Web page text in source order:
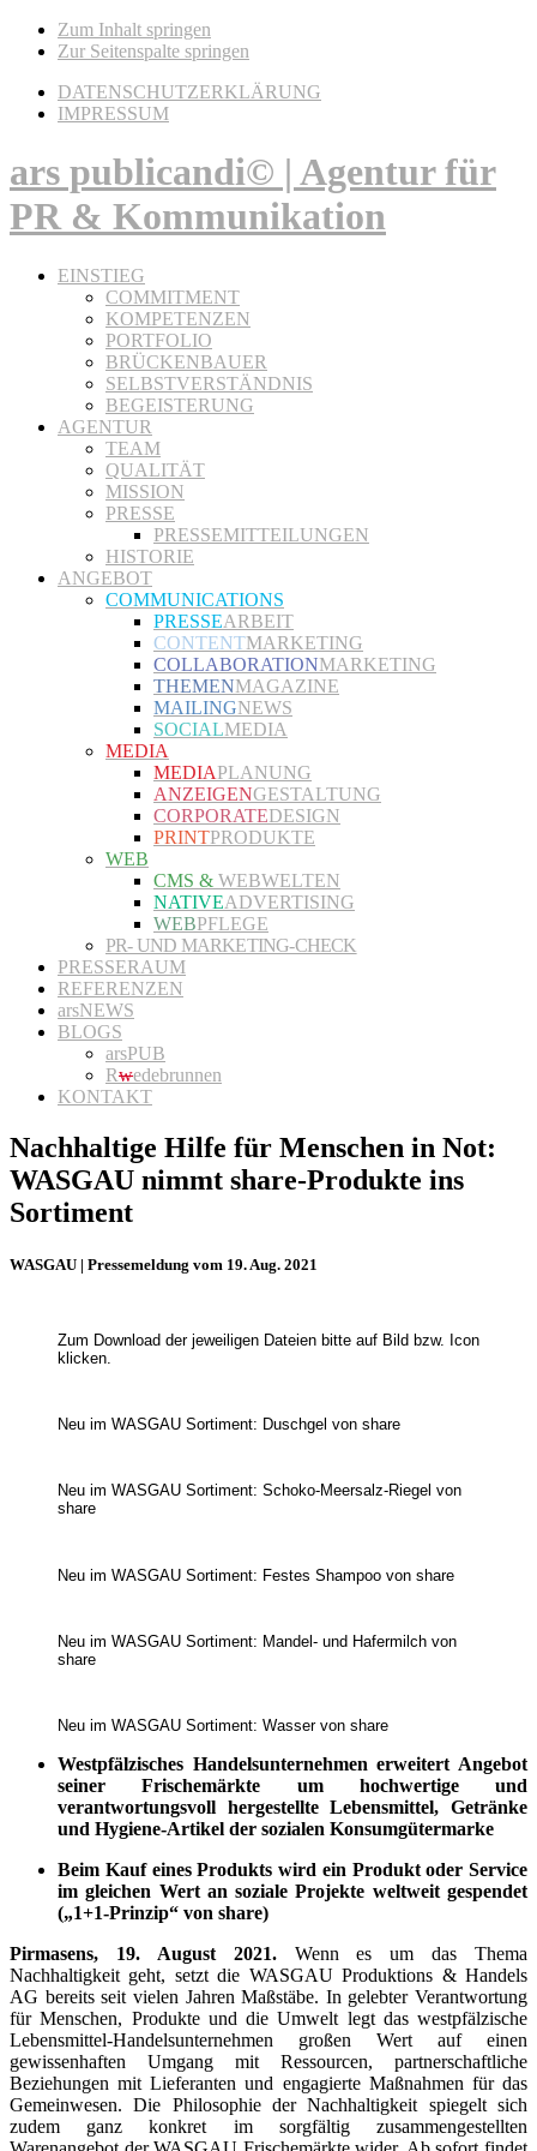
Zum Inhalt springen
Zur Seitenspalte springen
DATENSCHUTZERKLÄRUNG
IMPRESSUM
ars publicandi© | Agentur für
PR & Kommunikation
EINSTIEG
COMMITMENT
KOMPETENZEN
PORTFOLIO
BRÜCKENBAUER
SELBSTVERSTÄNDNIS
BEGEISTERUNG
AGENTUR
TEAM
QUALITÄT
MISSION
PRESSE
PRESSEMITTEILUNGEN
HISTORIE
ANGEBOT
COMMUNICATIONS
PRESSEARBEIT
CONTENTMARKETING
COLLABORATIONMARKETING
THEMENMAGAZINE
MAILINGNEWS
SOCIALMEDIA
MEDIA
MEDIAPLANUNG
ANZEIGENGESTALTUNG
CORPORATEDESIGN
PRINTPRODUKTE
WEB
CMS & WEBWELTEN
NATIVEADVERTISING
WEBPFLEGE
PR- UND MARKETING-CHECK
PRESSERAUM
REFERENZEN
arsNEWS
BLOGS
arsPUB
Rwedebrunnen
KONTAKT
Nachhaltige Hilfe für Menschen in Not:
WASGAU nimmt share-Produkte ins
Sortiment
WASGAU | Pressemeldung vom 19. Aug. 2021
Zum Download der jeweiligen Dateien bitte auf Bild bzw. Icon
klicken.
Neu im WASGAU Sortiment: Duschgel von share
Neu im WASGAU Sortiment: Schoko-Meersalz-Riegel von
share
Neu im WASGAU Sortiment: Festes Shampoo von share
Neu im WASGAU Sortiment: Mandel- und Hafermilch von
share
Neu im WASGAU Sortiment: Wasser von share
Westpfälzisches Handelsunternehmen erweitert Angebot
seiner Frischemärkte um hochwertige und
verantwortungsvoll hergestellte Lebensmittel, Getränke
und Hygiene-Artikel der sozialen Konsumgütermarke
Beim Kauf eines Produkts wird ein Produkt oder Service
im gleichen Wert an soziale Projekte weltweit gespendet
(„1+1-Prinzip“ von share)
Pirmasens, 19. August 2021. Wenn es um das Thema
Nachhaltigkeit geht, setzt die WASGAU Produktions & Handels
AG bereits seit vielen Jahren Maßstäbe. In gelebter Verantwortung
für Menschen, Produkte und die Umwelt legt das westpfälzische
Lebensmittel-Handelsunternehmen großen Wert auf einen
gewissenhaften Umgang mit Ressourcen, partnerschaftliche
Beziehungen mit Lieferanten und engagierte Maßnahmen für das
Gemeinwesen. Die Philosophie der Nachhaltigkeit spiegelt sich
zudem ganz konkret im sorgfältig zusammengestellten